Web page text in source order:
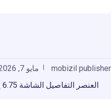
mobizil publisher
مايو 7, 2026